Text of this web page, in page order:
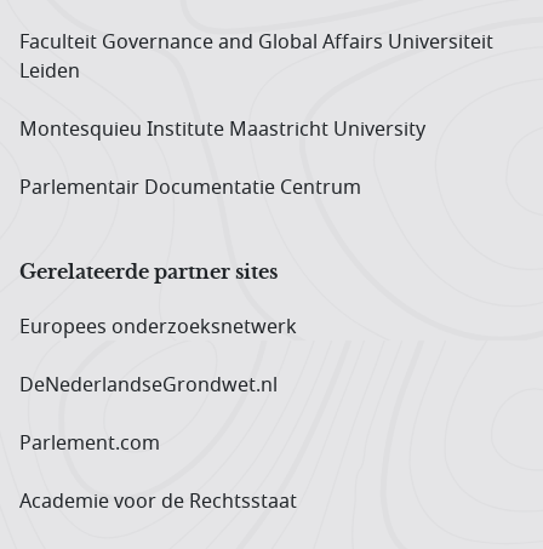
Faculteit Governance and Global Affairs Universiteit
Leiden
Montesquieu Institute Maastricht University
Parlementair Documentatie Centrum
Gerelateerde partner sites
Europees onderzoeks­netwerk
DeNederlandseGrondwet.nl
Parlement.com
Academie voor de Rechtsstaat